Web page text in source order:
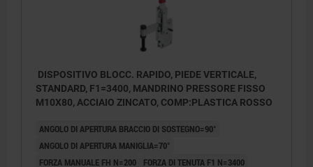
DISPOSITIVO BLOCC. RAPIDO, PIEDE VERTICALE,
STANDARD, F1=3400, MANDRINO PRESSORE FISSO
M10X80, ACCIAIO ZINCATO, COMP:PLASTICA ROSSO
ANGOLO DI APERTURA BRACCIO DI SOSTEGNO=90°
ANGOLO DI APERTURA MANIGLIA=70°
FORZA MANUALE FH N=200
FORZA DI TENUTA F1 N=3400